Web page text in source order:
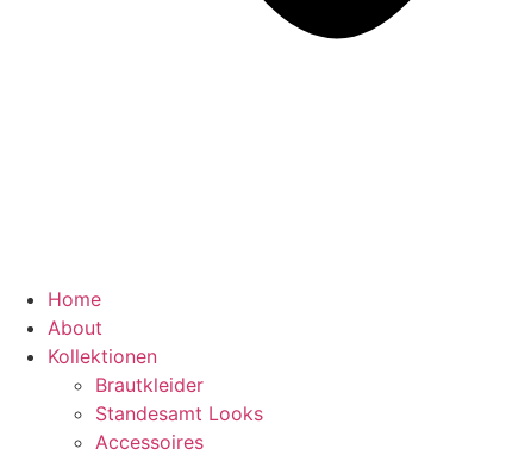
Home
About
Kollektionen
Brautkleider
Standesamt Looks
Accessoires